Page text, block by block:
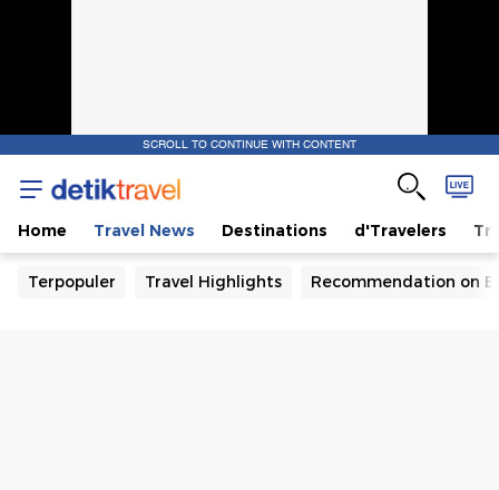
SCROLL TO CONTINUE WITH CONTENT
Home Travel News Destinations d'Travelers
Terpopuler Travel Highlights Recommendation on